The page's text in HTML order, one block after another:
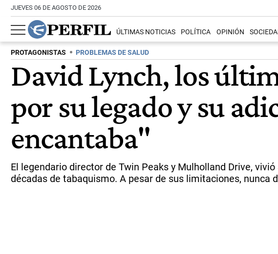
JUEVES 06 DE AGOSTO DE 2026
ÚLTIMAS NOTICIAS POLÍTICA OPINIÓN
PROTAGONISTAS PROBLEMAS DE SALUD
David Lynch, los
por su legado y su
encantaba"
El legendario director de Twin Peaks y Mulholland Drive,
décadas de tabaquismo. A pesar de sus limitaciones, nunca